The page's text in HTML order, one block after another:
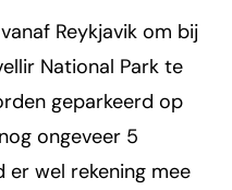
Reykjavik om bij
National Park te
geparkeerd op
ongeveer 5
er wel rekening mee